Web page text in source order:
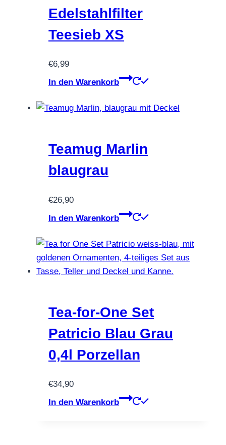
Edelstahlfilter
Teesieb XS
€6,99
In den Warenkorb
Teamug Marlin
blaugrau
€26,90
In den Warenkorb
Tea-for-One Set
Patricio Blau Grau
0,4l Porzellan
€34,90
In den Warenkorb